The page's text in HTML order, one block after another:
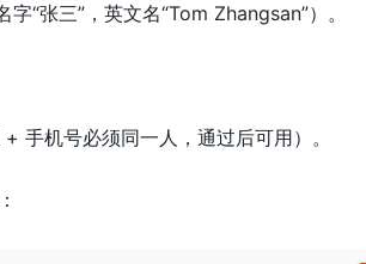
“张三”，英文名“Tom Zhangsan”）。
手机号必须同一人，通过后可用）。